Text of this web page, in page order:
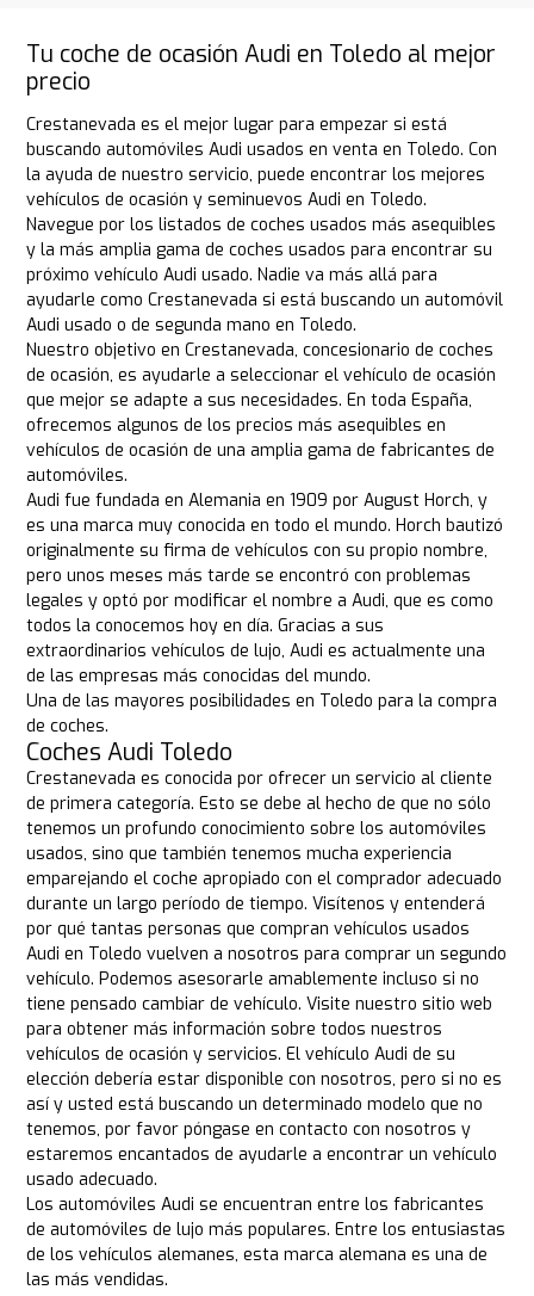
Tu coche de ocasión Audi en Toledo al mejor
precio
Crestanevada es el mejor lugar para empezar si está
buscando automóviles Audi usados en venta en Toledo. Con
la ayuda de nuestro servicio, puede encontrar los mejores
vehículos de ocasión y seminuevos Audi en Toledo.
Navegue por los listados de coches usados más asequibles
y la más amplia gama de coches usados para encontrar su
próximo vehículo Audi usado. Nadie va más allá para
ayudarle como Crestanevada si está buscando un automóvil
Audi usado o de segunda mano en Toledo.
Nuestro objetivo en Crestanevada, concesionario de coches
de ocasión, es ayudarle a seleccionar el vehículo de ocasión
que mejor se adapte a sus necesidades. En toda España,
ofrecemos algunos de los precios más asequibles en
vehículos de ocasión de una amplia gama de fabricantes de
automóviles.
Audi fue fundada en Alemania en 1909 por August Horch, y
es una marca muy conocida en todo el mundo. Horch bautizó
originalmente su firma de vehículos con su propio nombre,
pero unos meses más tarde se encontró con problemas
legales y optó por modificar el nombre a Audi, que es como
todos la conocemos hoy en día. Gracias a sus
extraordinarios vehículos de lujo, Audi es actualmente una
de las empresas más conocidas del mundo.
Una de las mayores posibilidades en Toledo para la compra
de coches.
Coches Audi Toledo
Crestanevada es conocida por ofrecer un servicio al cliente
de primera categoría. Esto se debe al hecho de que no sólo
tenemos un profundo conocimiento sobre los automóviles
usados, sino que también tenemos mucha experiencia
emparejando el coche apropiado con el comprador adecuado
durante un largo período de tiempo. Visítenos y entenderá
por qué tantas personas que compran vehículos usados
Audi en Toledo vuelven a nosotros para comprar un segundo
vehículo. Podemos asesorarle amablemente incluso si no
tiene pensado cambiar de vehículo. Visite nuestro sitio web
para obtener más información sobre todos nuestros
vehículos de ocasión y servicios. El vehículo Audi de su
elección debería estar disponible con nosotros, pero si no es
así y usted está buscando un determinado modelo que no
tenemos, por favor póngase en contacto con nosotros y
estaremos encantados de ayudarle a encontrar un vehículo
usado adecuado.
Los automóviles Audi se encuentran entre los fabricantes
de automóviles de lujo más populares. Entre los entusiastas
de los vehículos alemanes, esta marca alemana es una de
las más vendidas.